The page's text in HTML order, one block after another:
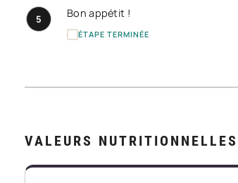
5 Bon appétit !
ÉTAPE TERMINÉE
VALEURS NUTRITIONNELLES